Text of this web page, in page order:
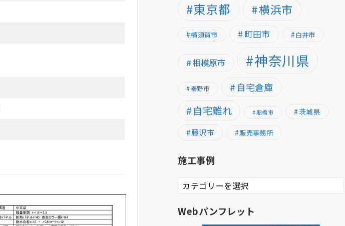
東京都 横浜市
横須賀市 町田市 白井市
相模原市 神奈川県
秦野市 自宅倉庫
自宅離れ 船橋市 茨城県
藤沢市 販売事務所
施工事例
施
工
例
Webパンフレット